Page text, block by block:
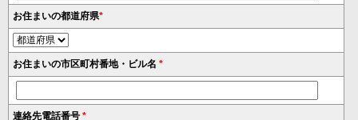
お住まいの都道府県*
お住まいの市区町村番地・ビル名 *
連絡先電話番号 *